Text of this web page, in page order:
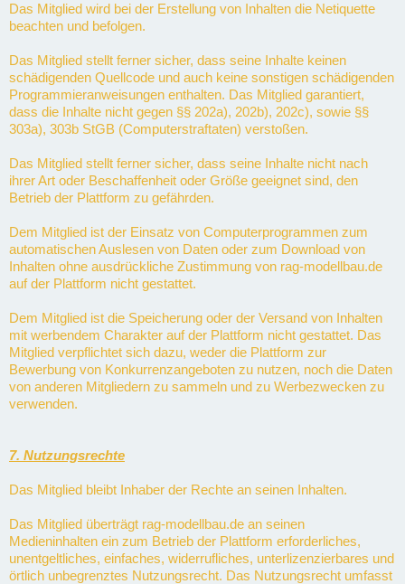
Das Mitglied wird bei der Erstellung von Inhalten die Netiquette
beachten und befolgen.
Das Mitglied stellt ferner sicher, dass seine Inhalte keinen
schädigenden Quellcode und auch keine sonstigen schädigenden
Programmieranweisungen enthalten. Das Mitglied garantiert,
dass die Inhalte nicht gegen §§ 202a), 202b), 202c), sowie §§
303a), 303b StGB (Computerstraftaten) verstoßen.
Das Mitglied stellt ferner sicher, dass seine Inhalte nicht nach
ihrer Art oder Beschaffenheit oder Größe geeignet sind, den
Betrieb der Plattform zu gefährden.
Dem Mitglied ist der Einsatz von Computerprogrammen zum
automatischen Auslesen von Daten oder zum Download von
Inhalten ohne ausdrückliche Zustimmung von rag-modellbau.de
auf der Plattform nicht gestattet.
Dem Mitglied ist die Speicherung oder der Versand von Inhalten
mit werbendem Charakter auf der Plattform nicht gestattet. Das
Mitglied verpflichtet sich dazu, weder die Plattform zur
Bewerbung von Konkurrenzangeboten zu nutzen, noch die Daten
von anderen Mitgliedern zu sammeln und zu Werbezwecken zu
verwenden.
7. Nutzungsrechte
Das Mitglied bleibt Inhaber der Rechte an seinen Inhalten.
Das Mitglied überträgt rag-modellbau.de an seinen
Medieninhalten ein zum Betrieb der Plattform erforderliches,
unentgeltliches, einfaches, widerrufliches, unterlizenzierbares und
örtlich unbegrenztes Nutzungsrecht. Das Nutzungsrecht umfasst